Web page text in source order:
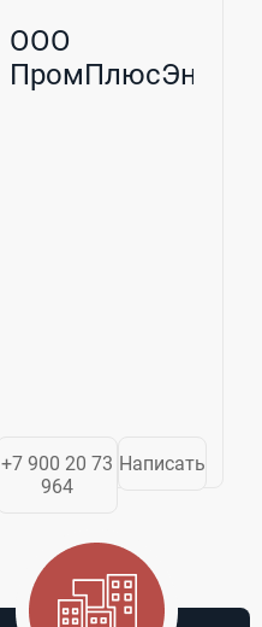
ООО
ПромПлюсЭнерго
+7 900 20 73
964
Написать